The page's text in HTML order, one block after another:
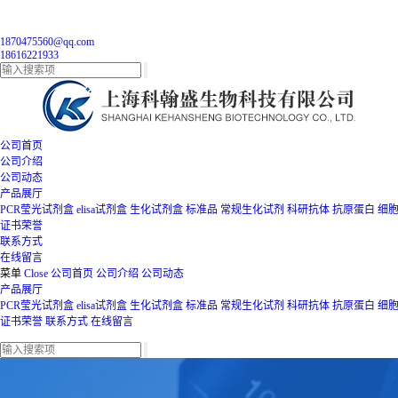
1870475560@qq.com
18616221933
公司首页
公司介绍
公司动态
产品展厅
PCR莹光试剂盒 elisa试剂盒 生化试剂盒 标准品 常规生化试剂 科研抗体 抗原蛋白 细胞
证书荣誉
联系方式
在线留言
菜单 Close 公司首页 公司介绍 公司动态
产品展厅
PCR莹光试剂盒 elisa试剂盒 生化试剂盒 标准品 常规生化试剂 科研抗体 抗原蛋白 细胞
证书荣誉 联系方式 在线留言